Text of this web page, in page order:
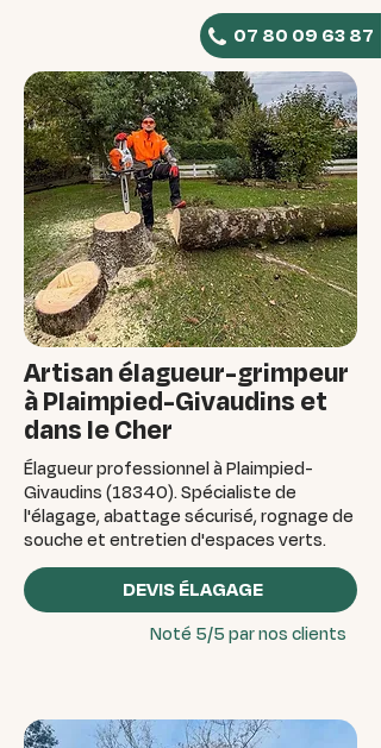
07 80 09 63 87
Artisan élagueur-grimpeur
à Plaimpied-Givaudins et
dans le Cher
Élagueur professionnel à Plaimpied-
Givaudins (18340). Spécialiste de
l'élagage, abattage sécurisé, rognage de
souche et entretien d'espaces verts.
DEVIS ÉLAGAGE
Noté 5/5 par nos clients